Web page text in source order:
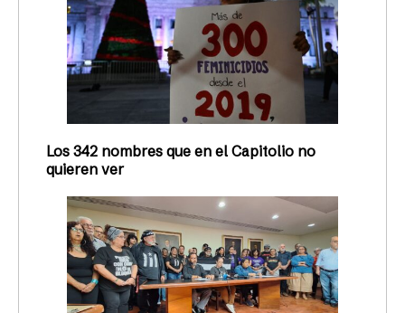
Los 342 nombres que en el Capitolio no
quieren ver